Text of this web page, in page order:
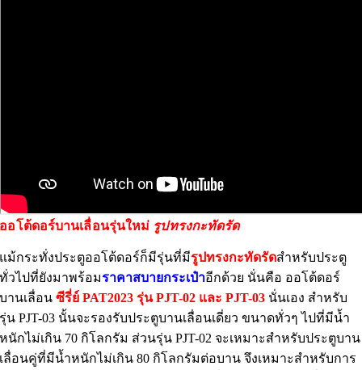
ออโต้ดอร์บานเลื่อนรุ่นใหม่ รูปทรงกะทัดรัด
แม้กระทั่งประตูออโต้ดอร์ก็มีรุ่นที่มีรูปทรงกะทัดรัดสำหรับประตู
ทั่วไปที่ยังมาพร้อมราคาสบายกระเป๋าอีกด้วย นั่นคือ ออโต้ดอร์
บานเลื่อนซีรี่ย์PAT2023 รุ่น PJT-02 และ PJT-03 นั่นเอง สำหรับ
รุ่น PJT-03 นั้นจะรองรับประตูบานเลื่อนเดี่ยว ขนาดทั่วๆ ไปที่มีน้ำ
หนักไม่เกิน 70 กิโลกรัม ส่วนรุ่น PJT-02 จะเหมาะสำหรับประตูบาน
เลื่อนคู่ที่มีน้ำหนักไม่เกิน 80 กิโลกรัมต่อบาน จึงเหมาะสำหรับการ